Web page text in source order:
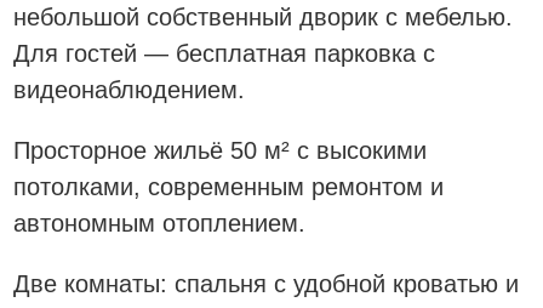
небольшой собственный дворик с мебелью.
Для гостей — бесплатная парковка с
видеонаблюдением.
Просторное жильё 50 м² с высокими
потолками, современным ремонтом и
автономным отоплением.
Две комнаты: спальня с удобной кроватью и